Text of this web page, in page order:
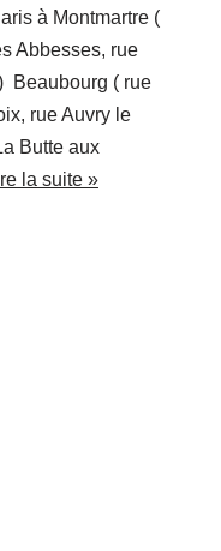
à Montmartre (
Abbesses, rue
Beaubourg ( rue
rue Auvry le
Butte aux
la suite »